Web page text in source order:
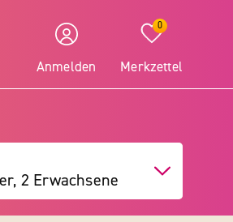
Anmelden
0
Merkzettel
2 Erwachsene